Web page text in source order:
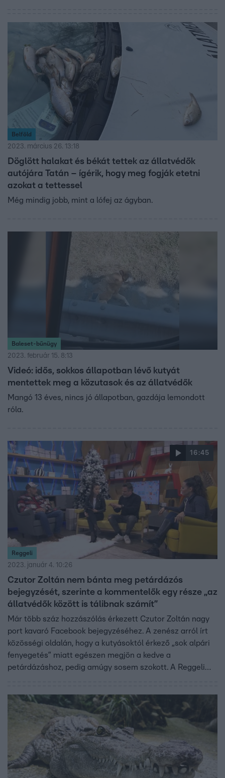
a kutyát rosszul tartó gazdáktól?
Belföld
2023. március 26. 13:18
Döglött halakat és békát tettek az állatvédők
autójára Tatán – ígérik, hogy meg fogják etetni
azokat a tettessel
Még mindig jobb, mint a lófej az ágyban.
Baleset-bűnügy
2023. február 15. 8:13
Videó: idős, sokkos állapotban lévő kutyát
mentettek meg a közutasok és az állatvédők
Mangó 13 éves, nincs jó állapotban, gazdája lemondott
róla.
16:45
Reggeli
2023. január 4. 10:26
Czutor Zoltán nem bánta meg petárdázós
bejegyzését, szerinte a kommentelők egy része „az
állatvédők között is tálibnak számít”
Már több száz hozzászólás érkezett Czutor Zoltán nagy
port kavaró Facebook bejegyzéséhez. A zenész arról írt
közösségi oldalán, hogy a kutyásoktól érkező „sok alpári
fenyegetés” miatt egészen megjön a kedve a
petárdázáshoz, pedig amúgy sosem szokott. A Reggeli